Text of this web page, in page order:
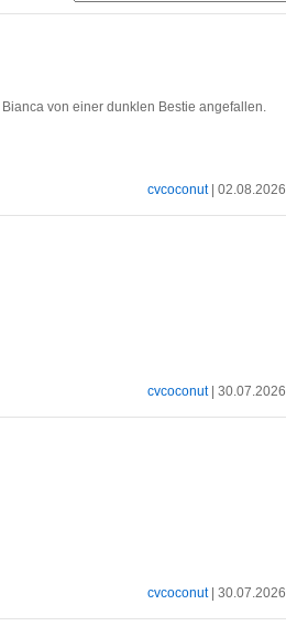
von einer dunklen Bestie angefallen.
cvcoconut| 02.08.2026
cvcoconut| 30.07.2026
cvcoconut| 30.07.2026